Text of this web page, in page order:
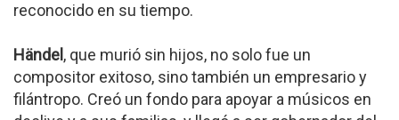
reconocido en su tiempo.
Händel , que murió sin hijos, no solo fue un
compositor exitoso, sino también un empresario y
filántropo. Creó un fondo para apoyar a músicos en